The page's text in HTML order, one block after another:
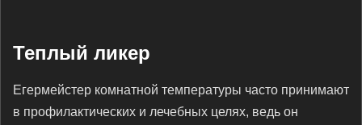
Теплый ликер
Егермейстер комнатной температуры часто принимают
в профилактических и лечебных целях, ведь он